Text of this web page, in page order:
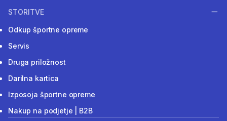
STORITVE
Odkup športne opreme
Servis
Druga priložnost
Darilna kartica
Izposoja športne opreme
Nakup na podjetje | B2B